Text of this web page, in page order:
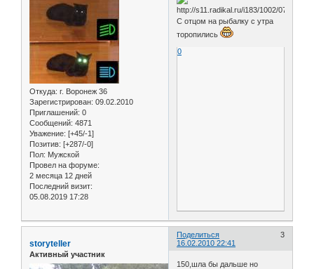
Откуда: г. Воронеж 36
Зарегистрирован: 09.02.2010
Приглашений: 0
Сообщений: 4871
Уважение: [+45/-1]
Позитив: [+287/-0]
Пол: Мужской
Провел на форуме:
2 месяца 12 дней
Последний визит:
05.08.2019 17:28
С отцом на рыбалку с утра
торопились
0
Поделиться
3
16.02.2010 22:41
storyteller
Активный участник
150,шла бы дальше но